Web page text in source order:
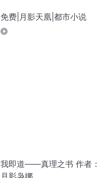
免费|月影天凰|都市小说
我即道——真理之书 作者：